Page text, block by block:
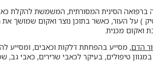
ברפואה הסינית המסורתית, המשמשת להקלת
על העור, כאשר בתוכן נוצר ואקום שמושך את
ואקום מכנית.
הדם, מסייע בהפחתת דלקות וכאבים, ומסייע
טיפולים, בעיקר לכאבי שרירים, כאבי גב,